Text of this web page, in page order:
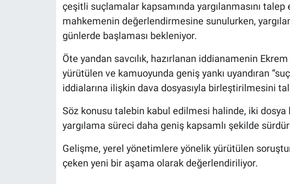
çeşitli suçlamalar kapsamında yargılanmasını
mahkemenin değerlendirmesine sunulurken,
günlerde başlaması bekleniyor.
Öte yandan savcılık, hazırlanan iddianamenin
yürütülen ve kamuoyunda geniş yankı uyandıran
iddialarına ilişkin dava dosyasıyla birleştirilmesini
Söz konusu talebin kabul edilmesi halinde, iki dosya
yargılama süreci daha geniş kapsamlı şekilde
Gelişme, yerel yönetimlere yönelik yürütülen
çeken yeni bir aşama olarak değerlendiriliyor.